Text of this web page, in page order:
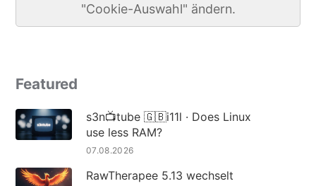
"Cookie-Auswahl" ändern.
Featured
s3n📺tube 🇬🇧i11l · Does Linux
use less RAM?
07.08.2026
RawTherapee 5.13 wechselt